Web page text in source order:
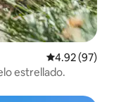
Calificación
4.92 (97)
estrellado.